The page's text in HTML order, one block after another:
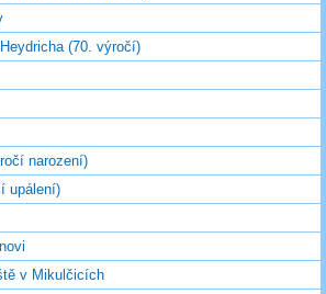
(70. výročí)
narození)
upálení)
v Mikulčicích